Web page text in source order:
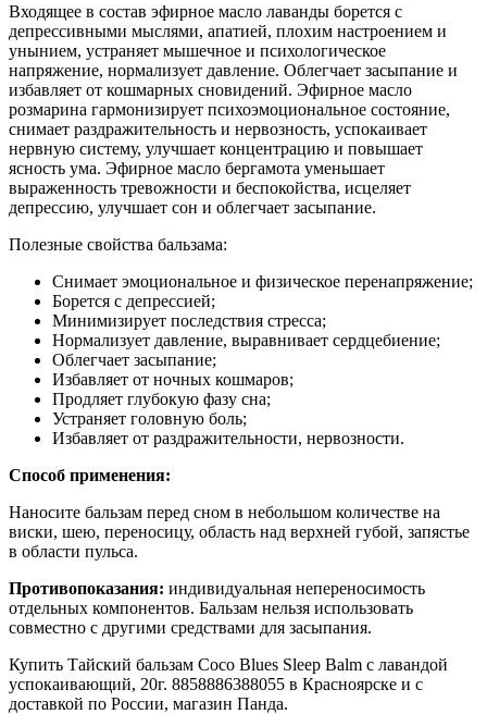
Входящее в состав эфирное масло лаванды борется с
депрессивными мыслями, апатией, плохим настроением и
унынием, устраняет мышечное и психологическое
напряжение, нормализует давление. Облегчает засыпание и
избавляет от кошмарных сновидений. Эфирное масло
розмарина гармонизирует психоэмоциональное состояние,
снимает раздражительность и нервозность, успокаивает
нервную систему, улучшает концентрацию и повышает
ясность ума. Эфирное масло бергамота уменьшает
выраженность тревожности и беспокойства, исцеляет
депрессию, улучшает сон и облегчает засыпание.
Полезные свойства бальзама:
Снимает эмоциональное и физическое перенапряжение;
Борется с депрессией;
Минимизирует последствия стресса;
Нормализует давление, выравнивает сердцебиение;
Облегчает засыпание;
Избавляет от ночных кошмаров;
Продляет глубокую фазу сна;
Устраняет головную боль;
Избавляет от раздражительности, нервозности.
Способ применения:
Наносите бальзам перед сном в небольшом количестве на
виски, шею, переносицу, область над верхней губой, запястье
в области пульса.
Противопоказания: индивидуальная непереносимость
отдельных компонентов. Бальзам нельзя использовать
совместно с другими средствами для засыпания.
Купить Тайский бальзам Coco Blues Sleep Balm с лавандой
успокаивающий, 20г. 8858886388055 в Красноярске и с
доставкой по России, магазин Панда.